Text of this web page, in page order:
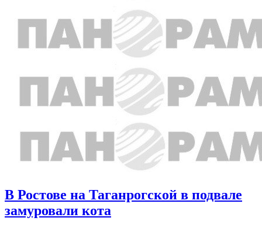
В Ростове на Таганрогской в подвале
замуровали кота